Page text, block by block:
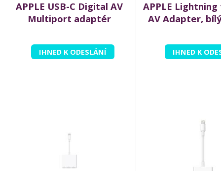
APPLE USB-C Digital AV
Multiport adaptér
IHNED K ODESLÁNÍ
APPLE
AV Adapter,
IHNED K